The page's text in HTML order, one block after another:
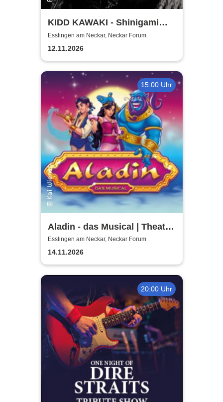
KIDD KAWAKI - Shinigami
Tour
Esslingen am Neckar, Neckar Forum
12.11.2026
15:00 Uhr
Aladin - das Musical | Theater
Liberi
Esslingen am Neckar, Neckar Forum
14.11.2026
20:00 Uhr